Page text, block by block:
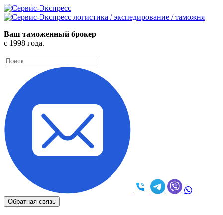
логистика / экспедирование / таможня
Ваш таможенный брокер
с 1998 года.
Обратная связь